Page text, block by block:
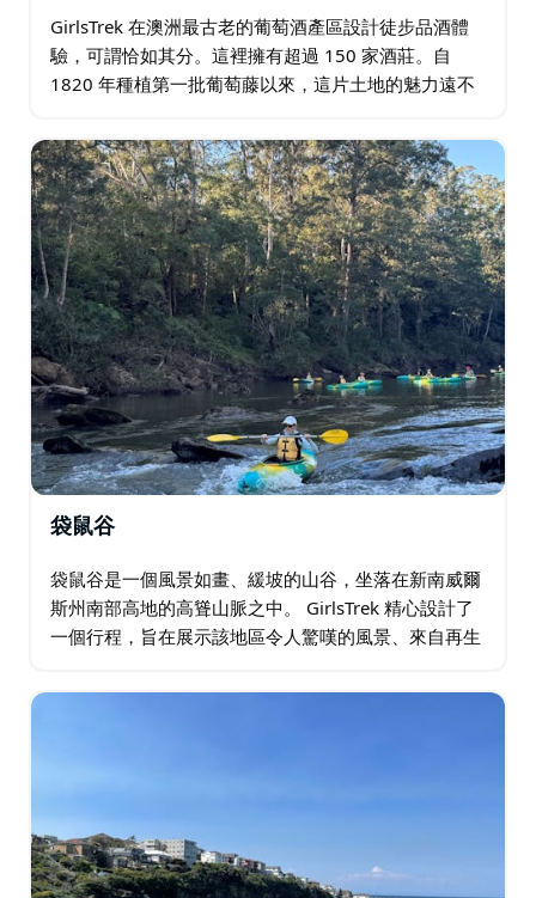
GirlsTrek 在澳洲最古老的葡萄酒產區設計徒步品酒體
驗，可謂恰如其分。這裡擁有超過 150 家酒莊。自
1820 年種植第一批葡萄藤以來，這片土地的魅力遠不
歡輕鬆休閒的遊客。您將入住奢華的…
袋鼠谷
袋鼠谷是一個風景如畫、緩坡的山谷，坐落在新南威爾
斯州南部高地的高聳山脈之中。 GirlsTrek 精心設計了
一個行程，旨在展示該地區令人驚嘆的風景、來自再生
地商店」的口號…